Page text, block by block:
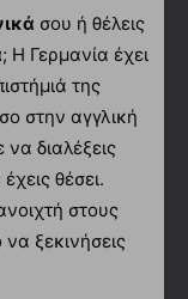
σου ή θέλεις
; Η Γερμανία έχει
της
στην αγγλική
διαλέξεις
θέσει.
στους
ξεκινήσεις